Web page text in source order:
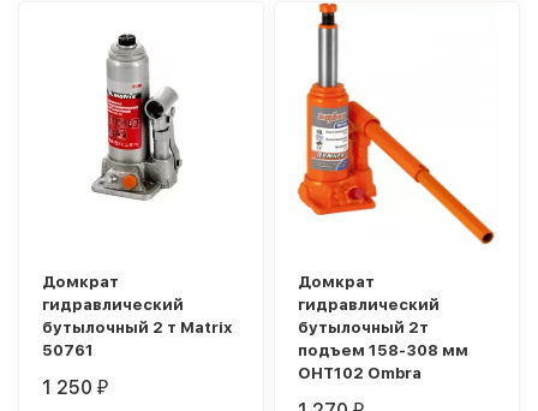
Домкрат
гидравлический
бутылочный 2 т Matrix
50761
1 250₽
Домкрат
гидравлический
бутылочный 2т
подъем 158-308 мм
OHT102 Ombra